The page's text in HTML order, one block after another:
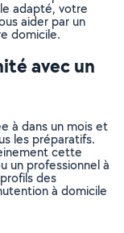
adapté, votre
aider par un
domicile.
avec un
à dans un mois et
les préparatifs.
cette
un professionnel à
des
à domicile